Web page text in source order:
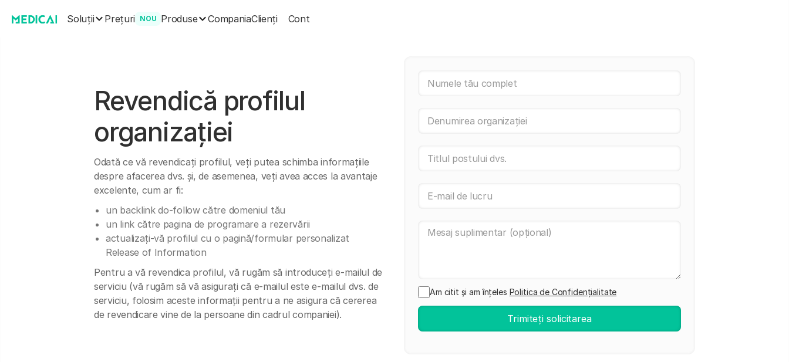
Soluții Prețuri NOU Produse CompaniaClienți Cont
Revendică profilul
organizației
Odată ce vă revendicați profilul, veți putea schimba informațiile
despre afacerea dvs. și, de asemenea, veți avea acces la avantaje
excelente, cum ar fi:
un backlink do-follow către domeniul tău
un link către pagina de programare a rezervării
actualizați-vă profilul cu o pagină/formular personalizat
Release of Information
Pentru a vă revendica profilul, vă rugăm să introduceți e-mailul de
serviciu (vă rugăm să vă asigurați că e-mailul este e-mailul dvs. de
serviciu, folosim aceste informații pentru a ne asigura că cererea
de revendicare vine de la persoane din cadrul companiei).
Am citit și am înțeles Politica de Confidențialitate